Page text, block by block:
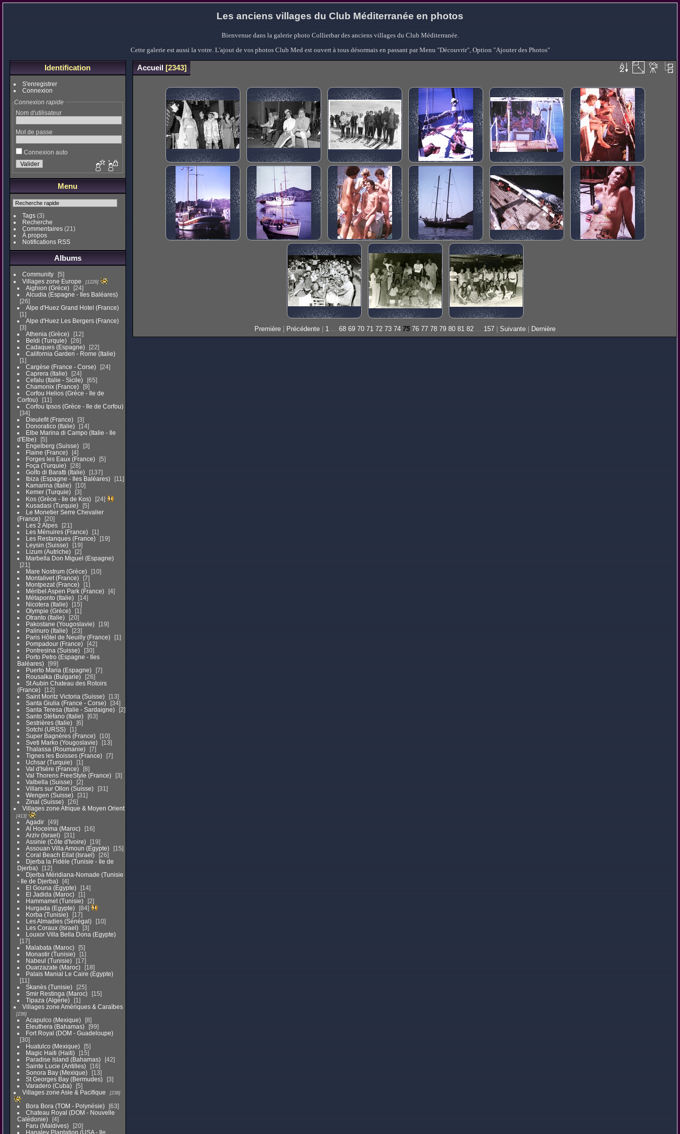
Les anciens villages du Club Méditerranée en photos
Bienvenue dans la galerie photo Collierbar des anciens villages du Club Méditerranée.
Cette galerie est aussi la votre. L'ajout de vos photos Club Med est ouvert à tous désormais en passant par Menu "Découvrir", Option "Ajouter des Photos"
Identification
S'enregistrer
Connexion
Connexion rapide
Nom d'utilisateur
Mot de passe
Connexion auto
Menu
Tags(3)
Recherche
Commentaires(21)
À propos
Notifications RSS
Albums
Community
5
Villages zone Europe
1226
Aighion (Gréce)
24
Alcudia (Espagne - Iles Baléares)
26
Alpe d'Huez Grand Hotel (France)
1
Alpe d'Huez Les Bergers (France)
3
Athenia (Grèce)
12
Beldi (Turquie)
26
Cadaques (Espagne)
22
California Garden - Rome (Italie)
1
Cargèse (France - Corse)
24
Caprera (Italie)
24
Cefalu (Italie - Sicile)
65
Chamonix (France)
9
Corfou Helios (Grèce - Ile de
Corfou)
11
Corfou Ipsos (Grèce - Ile de Corfou)
34
Dieulefit (France)
3
Donoratico (Italie)
14
Elbe Marina di Campo (Italie - Ile
d'Elbe)
5
Engelberg (Suisse)
3
Flaine (France)
4
Forges les Eaux (France)
5
Foça (Turquie)
28
Golfo di Baratti (Italie)
137
Ibiza (Espagne - Iles Baléares)
11
Kamarina (Italie)
10
Kemer (Turquie)
3
Kos (Grèce - Ile de Kos)
24
Kusadasi (Turquie)
5
Le Monetier Serre Chevalier
(France)
20
Les 2 Alpes
21
Les Ménuires (France)
1
Les Restanques (France)
19
Leysin (Suisse)
19
Lizum (Autriche)
2
Marbella Don Miguel (Espagne)
21
Mare Nostrum (Grèce)
10
Montalivet (France)
7
Montpezat (France)
1
Méribel Aspen Park (France)
4
Métaponto (Italie)
14
Nicotera (Italie)
15
Olympie (Grèce)
1
Otranto (Italie)
20
Pakostane (Yougoslavie)
19
Palinuro (Italie)
23
Paris Hôtel de Neuilly (France)
1
Pompadour (France)
42
Pontresina (Suisse)
30
Porto Petro (Espagne - Iles
Baléares)
99
Puerto Maria (Espagne)
7
Rousalka (Bulgarie)
26
St Aubin Chateau des Rotoirs
(France)
12
Saint Moritz Victoria (Suisse)
13
Santa Giulia (France - Corse)
34
Santa Teresa (Italie - Sardaigne)
2
Santo Stéfano (Italie)
63
Sestrières (Italie)
6
Sotchi (URSS)
1
Super Bagnères (France)
10
Sveti Marko (Yougoslavie)
13
Thalassa (Roumanie)
7
Tignes les Boisses (France)
7
Uchsar (Turquie)
1
Val d'Isère (France)
8
Val Thorens FreeStyle (France)
3
Valbella (Suisse)
2
Villars sur Ollon (Suisse)
31
Wengen (Suisse)
31
Zinal (Suisse)
26
Villages zone Afrique & Moyen Orient
413
Agadir
49
Al Hoceima (Maroc)
16
Arziv (Israel)
31
Assinie (Côte d'Ivoire)
19
Assouan Villa Amoun (Egypte)
15
Coral Beach Eilat (Israel)
26
Djerba la Fidèle (Tunisie - Ile de
Djerba)
12
Djerba Méridiana-Nomade (Tunisie
- Ile de Djerba)
4
El Gouna (Egypte)
14
El Jadida (Maroc)
1
Hammamet (Tunisie)
2
Hurgada (Egypte)
84
Korba (Tunisie)
17
Les Almadies (Sénégal)
10
Les Coraux (Israel)
3
Louxor Villa Bella Dona (Egypte)
17
Malabata (Maroc)
5
Monastir (Tunisie)
1
Nabeul (Tunisie)
17
Ouarzazate (Maroc)
18
Palais Manial Le Caire (Egypte)
11
Skanès (Tunisie)
25
Smir Restinga (Maroc)
15
Tipaza (Algérie)
1
Villages zone Amériques & Caraïbes
236
Acapulco (Mexique)
8
Eleuthera (Bahamas)
99
Fort Royal (DOM - Guadeloupe)
30
Huatulco (Mexique)
5
Magic Haiti (Haiti)
15
Paradise Island (Bahamas)
42
Sainte Lucie (Antilles)
16
Sonora Bay (Mexique)
13
St Georges Bay (Bermudes)
3
Varadero (Cuba)
5
Villages zone Asie & Pacifique
238
Bora Bora (TOM - Polynésie)
63
Chateau Royal (DOM - Nouvelle
Calédonie)
4
Faru (Maldives)
20
Hanaley Plantation (USA - Ile
Accueil 2343
Première| Précédente| 1... 68 69 70 71 72 73 74 75 76 77 78 79 80 81 82... 157 Suivante Dernière